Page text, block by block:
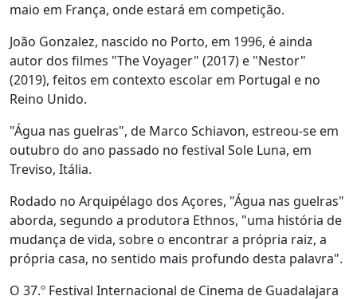
maio em França, onde estará em competição.
João Gonzalez, nascido no Porto, em 1996, é ainda
autor dos filmes "The Voyager" (2017) e "Nestor"
(2019), feitos em contexto escolar em Portugal e no
Reino Unido.
"Água nas guelras", de Marco Schiavon, estreou-se em
outubro do ano passado no festival Sole Luna, em
Treviso, Itália.
Rodado no Arquipélago dos Açores, "Água nas guelras"
aborda, segundo a produtora Ethnos, "uma história de
mudança de vida, sobre o encontrar a própria raiz, a
própria casa, no sentido mais profundo desta palavra".
O 37.º Festival Internacional de Cinema de Guadalajara